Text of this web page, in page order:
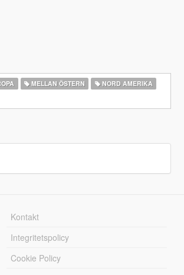
MELLAN ÖSTERN
NORD AMERIKA
Kontakt
Integritetspolicy
Cookie Policy